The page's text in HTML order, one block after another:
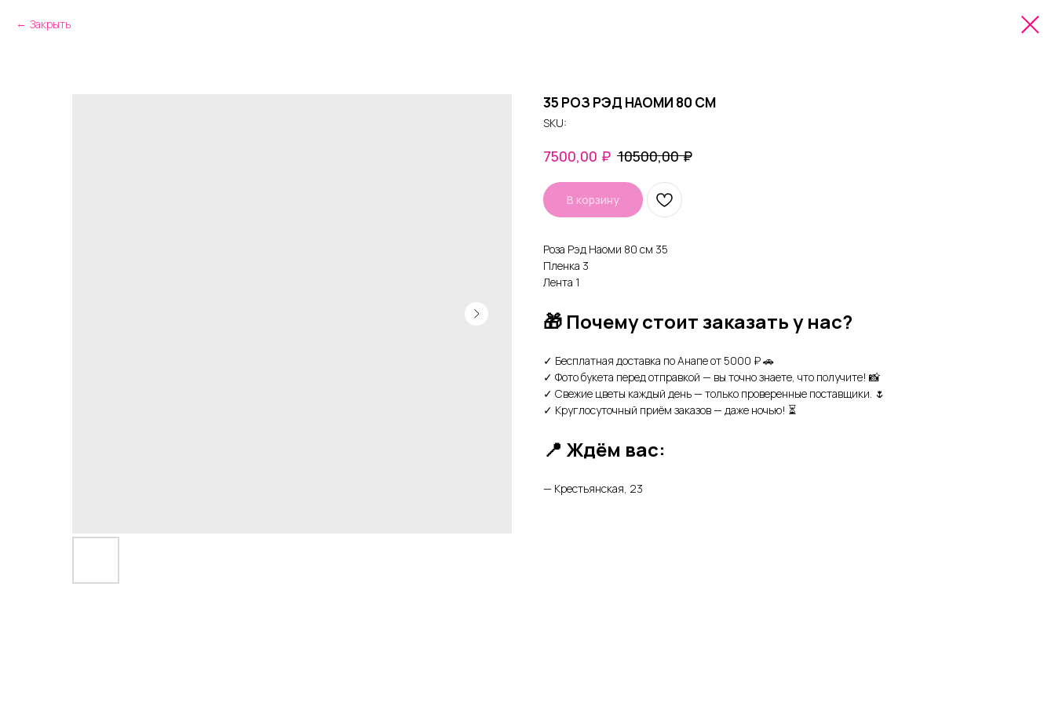
Закрыть
35 РОЗ РЭД НАОМИ 80 СМ
SKU:
7500,00 ₽ 10500,00 ₽
В корзину
Роза Рэд Наоми 80 см 35
Пленка 3
Лента 1
🎁 Почему стоит заказать у нас?
✓ Бесплатная доставка по Анапе от 5000 ₽ 🚗
✓ Фото букета перед отправкой — вы точно знаете, что получите! 📸
✓ Свежие цветы каждый день — только проверенные поставщики. 🌷
✓ Круглосуточный приём заказов — даже ночью! ⏳
📍 Ждём вас:
— Крестьянская, 23